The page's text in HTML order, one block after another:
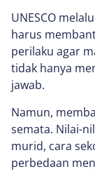
UNESCO
harus
perilaku agar
tidak hanya
jawab.
Namun,
semata. Nilai-
murid, cara
perbedaan